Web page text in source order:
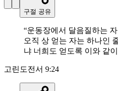
구절 공유
“운동장에서 달음질하는
오직 상 얻는 자는 하나인
냐 너희도 얻도록 이와 같
고린도전서 9:24